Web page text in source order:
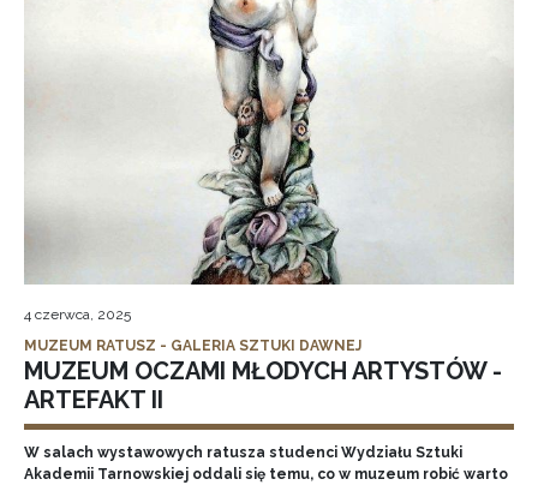
4 czerwca, 2025
MUZEUM RATUSZ - GALERIA SZTUKI DAWNEJ
MUZEUM OCZAMI MŁODYCH ARTYSTÓW -
ARTEFAKT II
W salach wystawowych ratusza studenci Wydziału Sztuki
Akademii Tarnowskiej oddali się temu, co w muzeum robić warto